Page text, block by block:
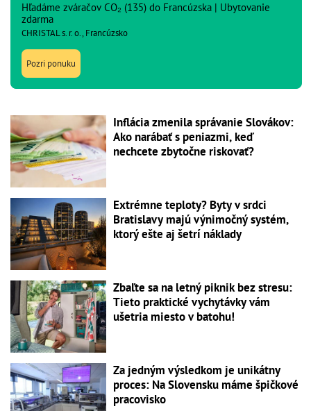
Hľadáme zváračov CO₂ (135) do Francúzska | Ubytovanie
zdarma
CHRISTAL s. r. o., Francúzsko
Pozri ponuku
Inflácia zmenila správanie Slovákov:
Ako narábať s peniazmi, keď
nechcete zbytočne riskovať?
Extrémne teploty? Byty v srdci
Bratislavy majú výnimočný systém,
ktorý ešte aj šetrí náklady
Zbaľte sa na letný piknik bez stresu:
Tieto praktické vychytávky vám
ušetria miesto v batohu!
Za jedným výsledkom je unikátny
proces: Na Slovensku máme špičkové
pracovisko